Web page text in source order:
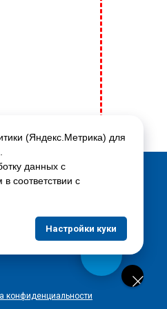
(Яндекс.Метрика) для
данных с
соответствии с
Настройки куки
и оплата
конфиденциальности